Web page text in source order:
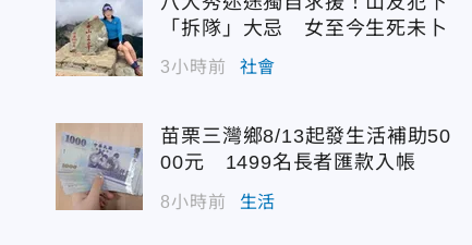
「拆隊」大忌 女至今生死未卜
3小時前 社會
苗栗三灣鄉8/13起發生活補助50
00元 1499名長者匯款入帳
8小時前 生活